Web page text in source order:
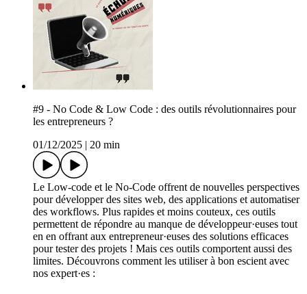
#9 - No Code & Low Code : des outils révolutionnaires pour
les entrepreneurs ?
01/12/2025 | 20 min
Le Low-code et le No-Code offrent de nouvelles perspectives
pour développer des sites web, des applications et automatiser
des workflows. Plus rapides et moins couteux, ces outils
permettent de répondre au manque de développeur·euses tout
en en offrant aux entrepreneur·euses des solutions efficaces
pour tester des projets ! Mais ces outils comportent aussi des
limites. Découvrons comment les utiliser à bon escient avec
nos expert·es :